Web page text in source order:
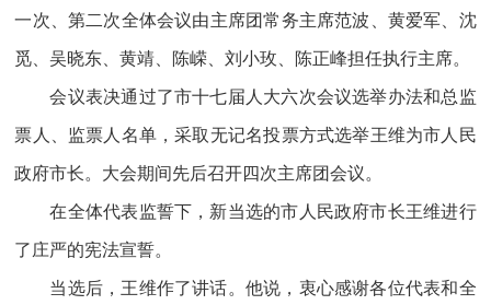
一次、第二次全体会议由主席团常务主席范波、黄爱军、沈
觅、吴晓东、黄靖、陈嵘、刘小玫、陈正峰担任执行主席。
会议表决通过了市十七届人大六次会议选举办法和总监
票人、监票人名单，采取无记名投票方式选举王维为市人民
政府市长。大会期间先后召开四次主席团会议。
在全体代表监誓下，新当选的市人民政府市长王维进行
了庄严的宪法宣誓。
当选后，王维作了讲话。他说，衷心感谢各位代表和全